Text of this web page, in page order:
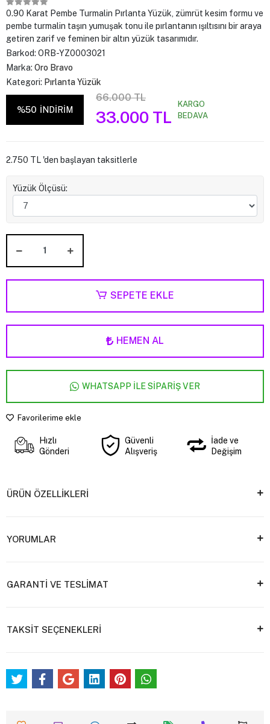
0.90 Karat Pembe Turmalin Pırlanta Yüzük, zümrüt kesim formu ve
pembe turmalin taşın yumuşak tonu ile pırlantanın ışıltısını bir araya
getiren zarif ve feminen bir altın yüzük tasarımıdır.
Barkod: ORB-YZ0003021
Marka: Oro Bravo
Kategori: Pırlanta Yüzük
%50 İNDİRİM
66.000 TL
33.000 TL
KARGO
BEDAVA
2.750 TL 'den başlayan taksitlerle
Yüzük Ölçüsü:
SEPETE EKLE
HEMEN AL
WHATSAPP İLE SİPARİŞ VER
Favorilerime ekle
Hızlı
Gönderi
Güvenli
Alışveriş
İade ve
Değişim
ÜRÜN ÖZELLİKLERİ
YORUMLAR
GARANTİ VE TESLİMAT
TAKSİT SEÇENEKLERİ